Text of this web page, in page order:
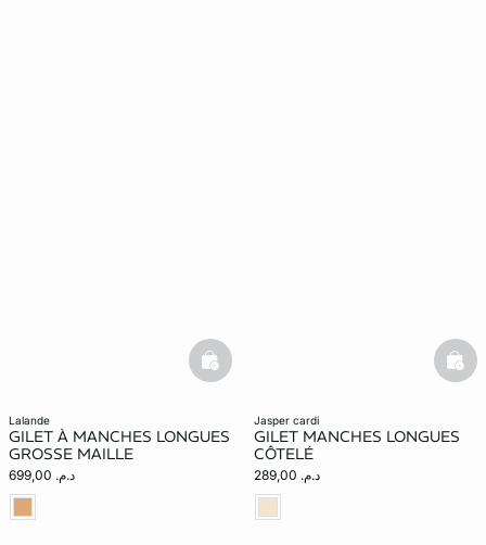
lalande
GILET À MANCHES LONGUES
GROSSE MAILLE
د.م. 699,00
basketfull
jasper cardi
GILET MANCHES LONGUES
CÔTELÉ
د.م. 289,00